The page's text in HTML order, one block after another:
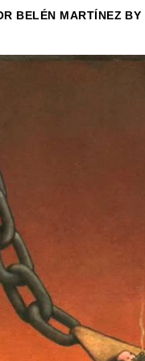
BELÉN MARTÍNEZ BY